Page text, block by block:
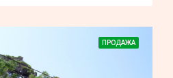
ПРОДАЖА